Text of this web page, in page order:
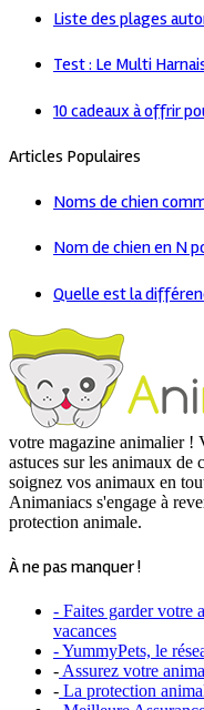
Liste des plages
Test : Le Multi
10 cadeaux à offrir
Articles Populaires
Noms de chien
Nom de chien en N
Quelle est la
votre magazine animalier !
astuces sur les animaux de
soignez vos animaux en
Animaniacs s'engage à
protection animale.
À ne pas manquer !
- Faites garder votre
vacances
- YummyPets, le
- Assurez votre
- La protection